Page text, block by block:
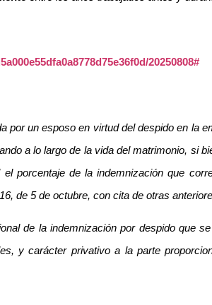
20250808#
por un esposo en virtud del despido en la
a lo largo de la vida del matrimonio, si
porcentaje de la indemnización que
de 5 de octubre, con cita de otras
de la indemnización por despido que
y carácter privativo a la parte